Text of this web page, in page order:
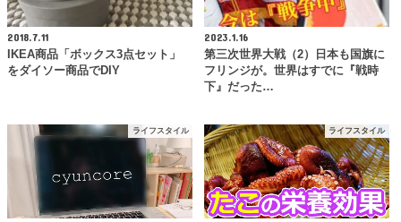
2018.7.11
IKEA商品「ボックス3点セット」
をダイソー商品でDIY
2023.1.16
第三次世界大戦（2）日本も国旗に
フリンジが。世界はすでに『戦時
下』だった…
ライフスタイル ライフスタイル